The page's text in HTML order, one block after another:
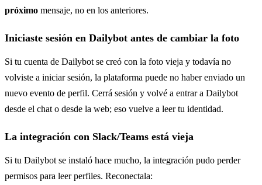
próximo mensaje, no en los anteriores.
Iniciaste sesión en Dailybot antes de cambiar la foto
Si tu cuenta de Dailybot se creó con la foto vieja y todavía no
volviste a iniciar sesión, la plataforma puede no haber enviado un
nuevo evento de perfil. Cerrá sesión y volvé a entrar a Dailybot
desde el chat o desde la web; eso vuelve a leer tu identidad.
La integración con Slack/Teams está vieja
Si tu Dailybot se instaló hace mucho, la integración pudo perder
permisos para leer perfiles. Reconectala: